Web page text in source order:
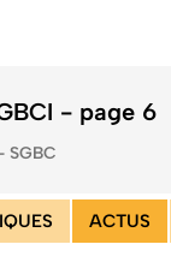
- page 6
ACTUS